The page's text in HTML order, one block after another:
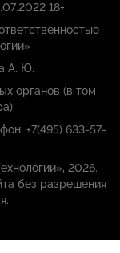
18+
А. Ю.
органов (в том
+7(495) 633-57-
2026.
без разрешения